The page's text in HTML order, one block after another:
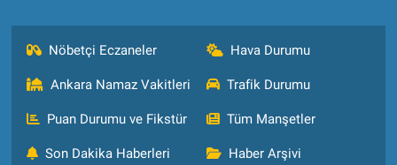
Nöbetçi Eczaneler Hava Durumu
Ankara Namaz Vakitleri Trafik Durumu
Puan Durumu ve Fikstür Tüm Manşetler
Son Dakika Haberleri Haber Arşivi